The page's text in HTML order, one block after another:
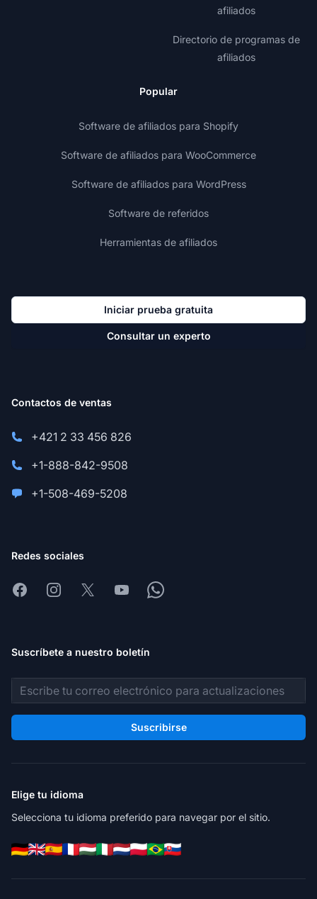
afiliados
Directorio de programas de
afiliados
Popular
Software de afiliados para Shopify
Software de afiliados para WooCommerce
Software de afiliados para WordPress
Software de referidos
Herramientas de afiliados
Iniciar prueba gratuita
Consultar un experto
Contactos de ventas
+421 2 33 456 826
+1-888-842-9508
+1-508-469-5208
Redes sociales
FacebookInstagram
X YoutubeWhatsapp
Suscríbete a nuestro boletín
Dirección de correo electrónico
Suscribirse
Elige tu idioma
Selecciona tu idioma preferido para navegar por el sitio.